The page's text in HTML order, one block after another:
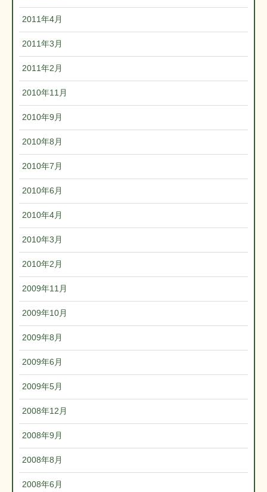
2011年4月
2011年3月
2011年2月
2010年11月
2010年9月
2010年8月
2010年7月
2010年6月
2010年4月
2010年3月
2010年2月
2009年11月
2009年10月
2009年8月
2009年6月
2009年5月
2008年12月
2008年9月
2008年8月
2008年6月